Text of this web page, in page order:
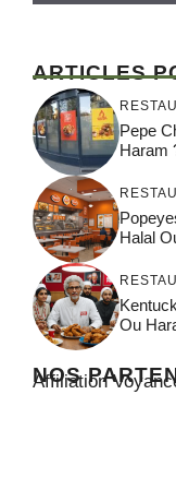
ARTICLES
Pepe
Haram
Halal
Ou
NOS
Affiliation